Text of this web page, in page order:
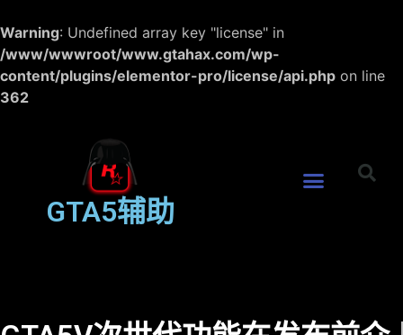
Warning: Undefined array key "license" in
/www/wwwroot/www.gtahax.com/wp-
content/plugins/elementor-pro/license/api.php on line
362
GTA5辅助